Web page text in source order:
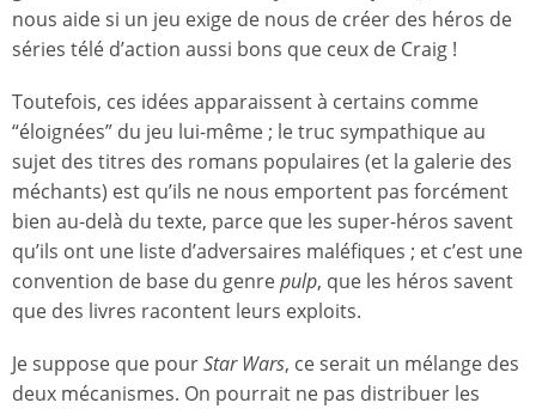
nous aide si un jeu exige de nous de créer des héros de
séries télé d’action aussi bons que ceux de Craig !
Toutefois, ces idées apparaissent à certains comme
“éloignées” du jeu lui-même ; le truc sympathique au
sujet des titres des romans populaires (et la galerie des
méchants) est qu’ils ne nous emportent pas forcément
bien au-delà du texte, parce que les super-héros savent
qu’ils ont une liste d’adversaires maléfiques ; et c’est une
convention de base du genrepulp, que les héros savent
que des livres racontent leurs exploits.
Je suppose que pourStar Wars, ce serait un mélange des
deux mécanismes. On pourrait ne pas distribuer les